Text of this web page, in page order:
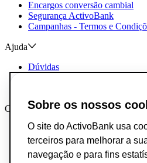
Encargos conversão cambial
Segurança ActivoBank
Campanhas - Termos e
Ajuda
Dúvidas
Canais AB
App ActivoBank
App ActivoTrader
Metaverso
Sobre os nossos
O site do ActivoBank usa
terceiros para melhorar a
navegação e para fins